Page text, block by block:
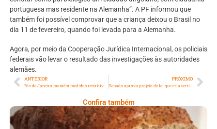
portuguesa mas residente na Alemanha”. A PF informou que
também foi possível comprovar que a criança deixou o Brasil no
dia 11 de fevereiro, quando foi levada para a Alemanha.
Agora, por meio da Cooperação Jurídica Internacional, os policiais
federais vão levar o resultado das investigações às autoridades
alemães.
ANTERIOR
Rio de Janeiro mantém medidas restritivas até o dia 28 de junho
PRÓXIMO
Senado aprova projeto de lei que cria certificado para vacinados contra covid-19
Confira também